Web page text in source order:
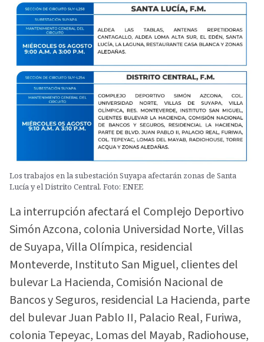
Los trabajos en la subestación Suyapa afectarán zonas de Santa
Lucía y el Distrito Central. Foto: ENEE
La interrupción afectará el Complejo Deportivo
Simón Azcona, colonia Universidad Norte, Villas
de Suyapa, Villa Olímpica, residencial
Monteverde, Instituto San Miguel, clientes del
bulevar La Hacienda, Comisión Nacional de
Bancos y Seguros, residencial La Hacienda, parte
del bulevar Juan Pablo II, Palacio Real, Furiwa,
colonia Tepeyac, Lomas del Mayab, Radiohouse,